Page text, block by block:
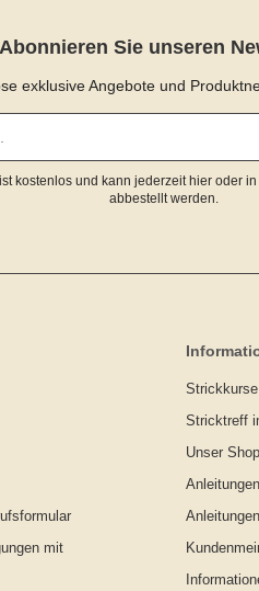
Abonnieren Sie unseren
exklusive Angebote und
kostenlos und kann jederzeit hier oder
abbestellt werden.
mit
Stricktreff
Unser
Anleitungen